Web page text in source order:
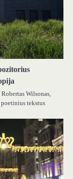
Wilsonas,
tekstus